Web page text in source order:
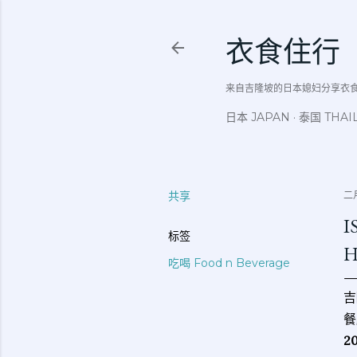
衣食住行
来自吉隆坡的日本媳妇分享
日本 JAPAN 泰国
共享
标签
吃喝 Food n Beverage
二